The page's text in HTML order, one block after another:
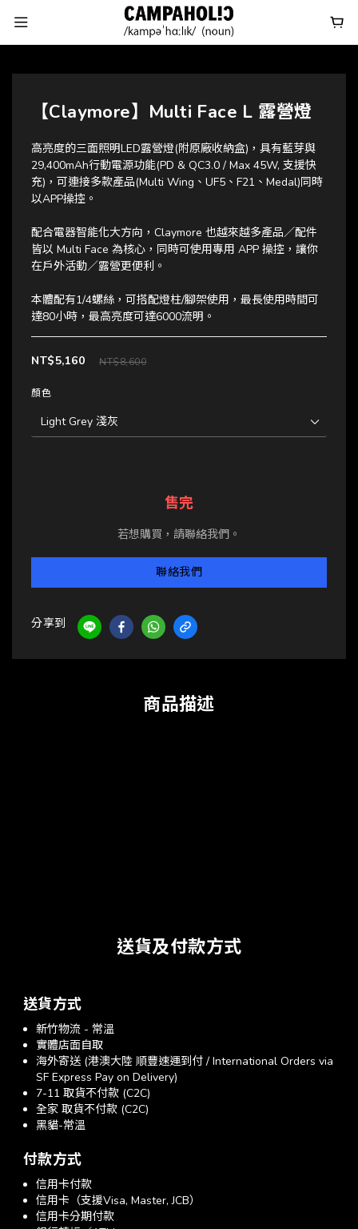
【Claymore】Multi Face L 露營燈
高亮度的三面照明LED露營燈(附原廠收納盒)，具有藍芽與
29,400mAh行動電源功能(PD & QC3.0 / Max 45W, 支援快
充)，可連接多款產品(Multi Wing、UF5、F21、Medal)同時
以APP操控。
配合電器智能化大方向，Claymore 也越來越多產品／配件
皆以 Multi Face 為核心，同時可使用專用 APP 操控，讓你
在戶外活動／露營更便利。
本體配有1/4螺絲，可搭配燈柱/腳架使用，最長使用時間可
達80小時，最高亮度可達6000流明。
NT$8,600
NT$5,160
顏色
售完
若想購買，請聯絡我們。
聯絡我們
分享到
商品描述
送貨及付款方式
送貨方式
新竹物流 - 常溫
實體店面自取
海外寄送 (港澳大陸 順豐速運到付 / International Orders via
SF Express Pay on Delivery)
7-11 取貨不付款 (C2C)
全家 取貨不付款 (C2C)
黑貓-常溫
付款方式
信用卡付款
信用卡（支援Visa, Master, JCB）
信用卡分期付款